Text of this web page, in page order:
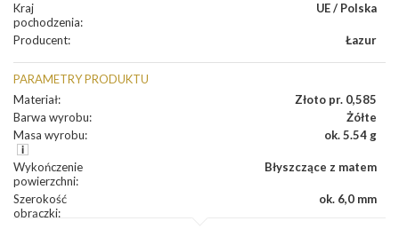
Kraj
pochodzenia:
UE / Polska
Producent: Łazur
PARAMETRY PRODUKTU
Materiał:
Złoto pr. 0,585
Barwa wyrobu:
Żółte
Masa wyrobu: ok. 5.54 g
Wykończenie
powierzchni:
Błyszczące z matem
Szerokość
obrączki:
ok. 6,0 mm